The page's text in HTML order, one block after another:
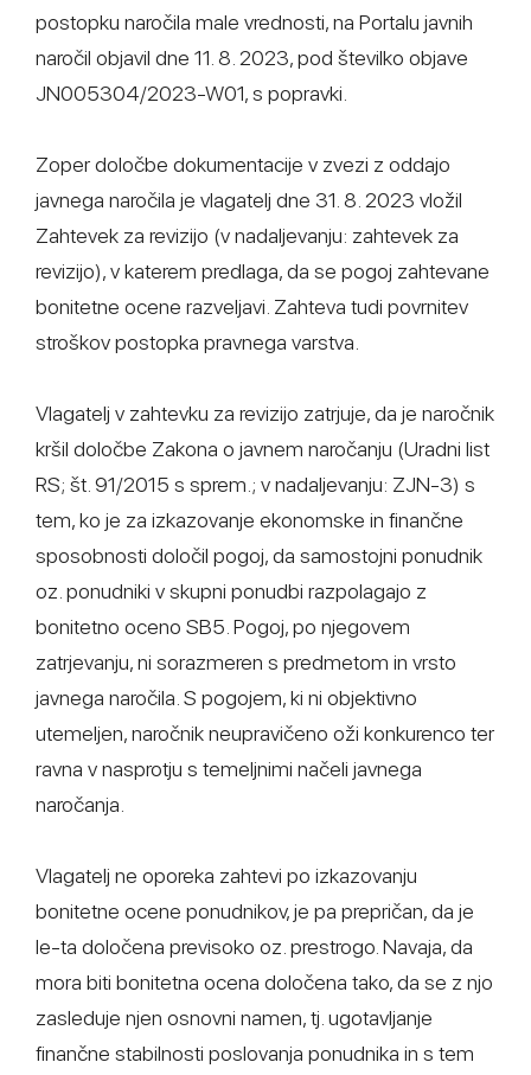
postopku naročila male vrednosti, na Portalu javnih
naročil objavil dne 11. 8. 2023, pod številko objave
JN005304/2023-W01, s popravki.
Zoper določbe dokumentacije v zvezi z oddajo
javnega naročila je vlagatelj dne 31. 8. 2023 vložil
Zahtevek za revizijo (v nadaljevanju: zahtevek za
revizijo), v katerem predlaga, da se pogoj zahtevane
bonitetne ocene razveljavi. Zahteva tudi povrnitev
stroškov postopka pravnega varstva.
Vlagatelj v zahtevku za revizijo zatrjuje, da je naročnik
kršil določbe Zakona o javnem naročanju (Uradni list
RS; št. 91/2015 s sprem.; v nadaljevanju: ZJN-3) s
tem, ko je za izkazovanje ekonomske in finančne
sposobnosti določil pogoj, da samostojni ponudnik
oz. ponudniki v skupni ponudbi razpolagajo z
bonitetno oceno SB5. Pogoj, po njegovem
zatrjevanju, ni sorazmeren s predmetom in vrsto
javnega naročila. S pogojem, ki ni objektivno
utemeljen, naročnik neupravičeno oži konkurenco ter
ravna v nasprotju s temeljnimi načeli javnega
naročanja.
Vlagatelj ne oporeka zahtevi po izkazovanju
bonitetne ocene ponudnikov, je pa prepričan, da je
le-ta določena previsoko oz. prestrogo. Navaja, da
mora biti bonitetna ocena določena tako, da se z njo
zasleduje njen osnovni namen, tj. ugotavljanje
finančne stabilnosti poslovanja ponudnika in s tem